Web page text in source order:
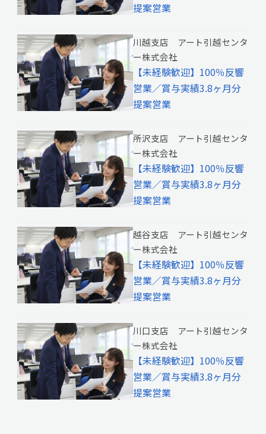
提案営業
川越支店 アート引越センタ
ー株式会社
【未経験歓迎】100％反響
営業／賞与実績3.8ヶ月分
提案営業
所沢支店 アート引越センタ
ー株式会社
【未経験歓迎】100％反響
営業／賞与実績3.8ヶ月分
提案営業
越谷支店 アート引越センタ
ー株式会社
【未経験歓迎】100％反響
営業／賞与実績3.8ヶ月分
提案営業
川口支店 アート引越センタ
ー株式会社
【未経験歓迎】100％反響
営業／賞与実績3.8ヶ月分
提案営業